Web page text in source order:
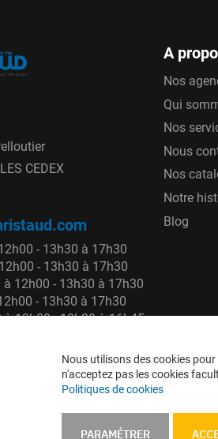
CEDEX
- 13h30 à 17h30
- 13h30 à 17h30
à 12h00 - 13h30 à 17h30
- 13h30 à 17h30
à 12h00 - 13h30 à 16h45
A
Nos
Qui
Nos
Nous
Nos
Notre
Blog
Nous utilisons des cookies
n'acceptez pas les cookies
Politiques de cookies
PARAMÉTRER